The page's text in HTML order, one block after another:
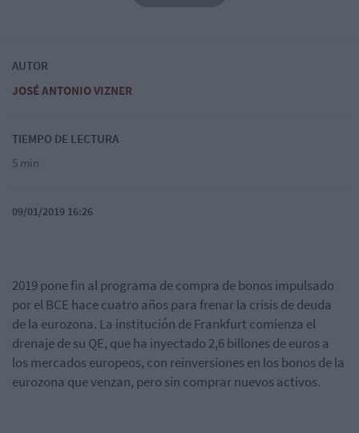
AUTOR
JOSÉ ANTONIO VIZNER
TIEMPO DE LECTURA
5 min
09/01/2019 16:26
2019 pone fin al programa de compra de bonos impulsado
por el BCE hace cuatro años para frenar la crisis de deuda
de la eurozona. La institución de Frankfurt comienza el
drenaje de su QE, que ha inyectado 2,6 billones de euros a
los mercados europeos, con reinversiones en los bonos de la
eurozona que venzan, pero sin comprar nuevos activos.